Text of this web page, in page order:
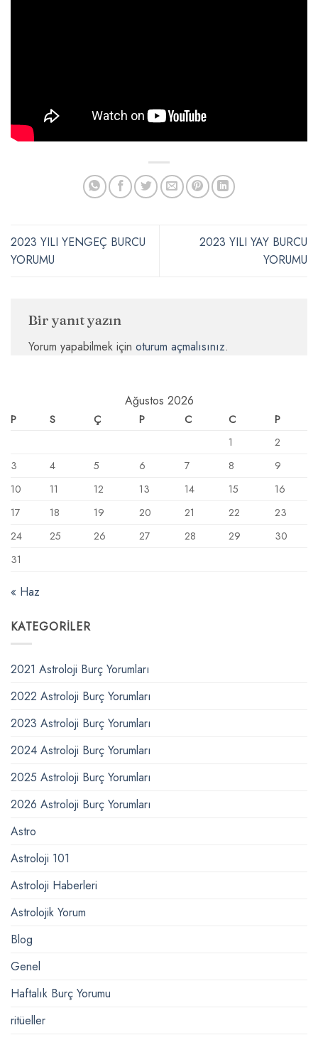
2023 YILI YENGEÇ BURCU
YORUMU
2023 YILI YAY BURCU
YORUMU
Bir yanıt yazın
Yorum yapabilmek için oturum açmalısınız.
Ağustos 2026
P S Ç P C C
P
1
2
3
4 5 6 7 8
9
10
11 12 13 14 15
16
17
18 19 20 21 22
23
24
25 26 27 28 29
30
31
« Haz
KATEGORILER
2021 Astroloji Burç Yorumları
2022 Astroloji Burç Yorumları
2023 Astroloji Burç Yorumları
2024 Astroloji Burç Yorumları
2025 Astroloji Burç Yorumları
2026 Astroloji Burç Yorumları
Astro
Astroloji 101
Astroloji Haberleri
Astrolojik Yorum
Blog
Genel
Haftalık Burç Yorumu
ritüeller